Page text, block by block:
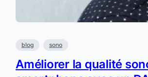
blog sono
Améliorer la qualité